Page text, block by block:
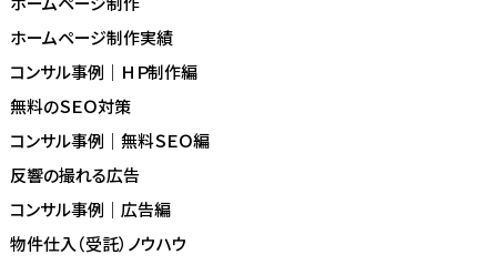
ホームページ制作実績
コンサル事例｜ＨＰ制作編
無料のＳＥＯ対策
コンサル事例｜無料ＳＥＯ編
反響の撮れる広告
コンサル事例｜広告編
物件仕入（受託）ノウハウ